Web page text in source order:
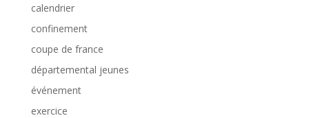
calendrier
confinement
coupe de france
départemental jeunes
événement
exercice